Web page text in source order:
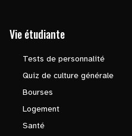
Vie étudiante
Tests de personnalité
Quiz de culture générale
Bourses
Logement
Santé